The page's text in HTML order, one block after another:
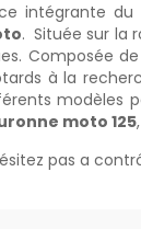
intégrante du
. Située sur la
Composée
à la
modèles
moto 125,
pas a